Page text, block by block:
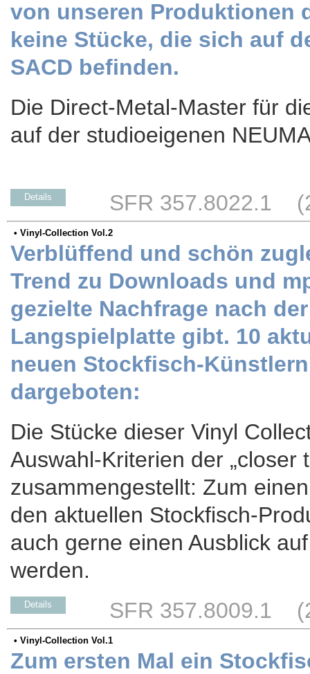
von unseren Produktionen
keine Stücke, die sich auf
SACD befinden.
Die Direct-Metal-Master für
auf der studioeigenen
Details SFR 357.8022.1
• Vinyl-Collection Vol.2
Verblüffend und schön
Trend zu Downloads und
gezielte Nachfrage nach
Langspielplatte gibt. 10
neuen Stockfisch-
dargeboten:
Die Stücke dieser Vinyl
Auswahl-Kriterien der „closer
zusammengestellt: Zum
den aktuellen Stockfisch-
auch gerne einen Ausblick
werden.
Details SFR 357.8009.1
• Vinyl-Collection Vol.1
Zum ersten Mal ein